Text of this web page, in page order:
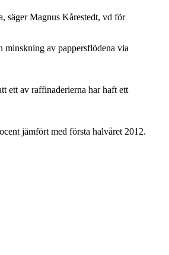
säger Magnus Kårestedt, vd för
minskning av pappersflödena via
ett av raffinaderierna har haft ett
jämfört med första halvåret 2012.